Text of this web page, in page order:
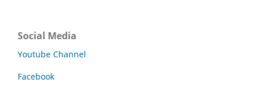
Social Media
Youtube Channel
Facebook